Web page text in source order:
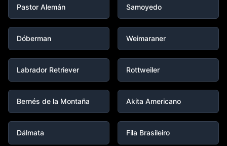
Pastor Alemán Samoyedo
Dóberman Weimaraner
Labrador Retriever Rottweiler
Bernés de la Montaña Akita Americano
Dálmata Fila Brasileiro